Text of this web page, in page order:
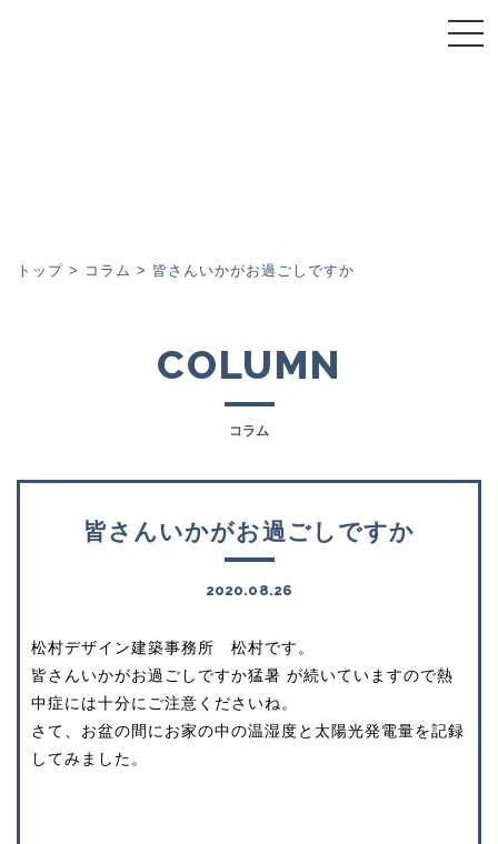
施工事例
コラム
トップ > コラム > 皆さんいかがお過ごしですか
COLUMN
コラム
皆さんいかがお過ごしですか
2020.08.26
松村デザイン建築事務所 松村です。
皆さんいかがお過ごしですか猛暑 が続いていますので熱
中症には十分にご注意くださいね。
さて、お盆の間にお家の中の温湿度と太陽光発電量を記録
してみました。